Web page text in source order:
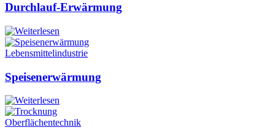
Durchlauf-Erwärmung
Lebensmittelindustrie
Speisenerwärmung
Oberflächentechnik